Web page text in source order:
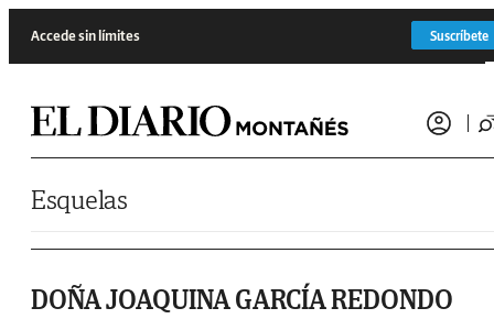
Accede sin límites Suscríbete
Esquelas
DOÑA JOAQUINA GARCÍA REDONDO